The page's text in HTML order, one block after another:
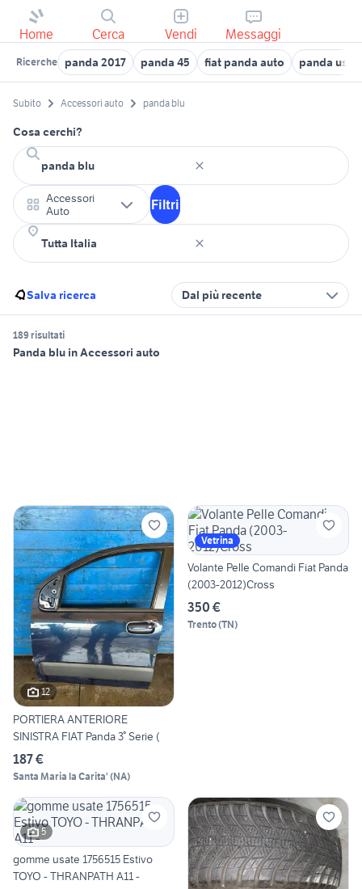
Home Cerca Vendi Messaggi
Ricerche panda 2017 panda 45 fiat panda auto panda
Subito Accessori auto panda blu
Cosa cerchi?
Accessori
Auto
Filtri
Salva ricerca Dal più recente
189 risultati
Panda blu in Accessori auto
12
PORTIERA ANTERIORE
SINISTRA FIAT Panda 3° Serie (
187 €
Santa Maria la Carita' (NA)
Vetrina
Volante Pelle Comandi Fiat Panda
(2003-2012)Cross
350 €
Trento(TN)
5
gomme usate 1756515 Estivo
TOYO - THRANPATH A11 -